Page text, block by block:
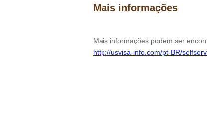
Mais informações
Mais informações podem ser
http://usvisa-info.com/pt-BR/